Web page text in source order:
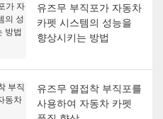
유즈무 부직포가 자동차
카펫 시스템의 성능을
향상시키는 방법
유즈무 열접착 부직포를
사용하여 자동차 카펫